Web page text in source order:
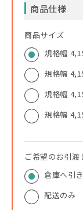
商品仕様
商品サイズ
規格幅
規格幅
規格幅
規格幅
ご希望のお引渡
倉庫へ引
配送のみ